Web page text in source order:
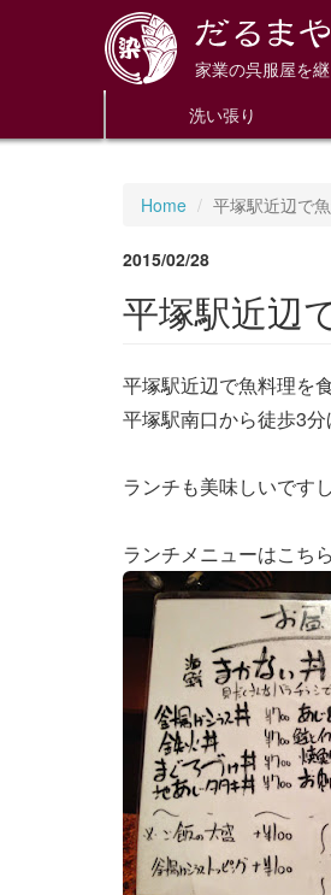
家業の呉服屋を
洗い張り
Home 平塚駅近辺で
2015/02/28
平塚駅近辺
平塚駅近辺で魚料理を
平塚駅南口から徒歩3
ランチも美味しいです
ランチメニューはこちら